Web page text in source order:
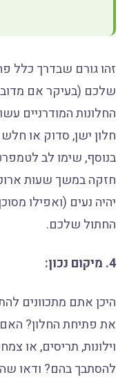
זהו גורם שבדרך כלל
שלכם (בעיקר אם
החלונות המודרניים
חלון ישן, סדוק או חלש
בנוסף, שימו לב
חזקה במשך שעות
יהיה נעים (ואפילו
החתול שלכם.
4. מיקום נכון:
היכן אתם מתכוונים
את פתיחת החלון?
וילונות, תריסים, או
להסתבך בהם? ודאו